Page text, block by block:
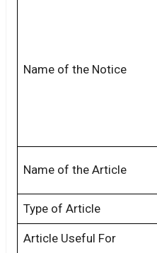
Name of the Notice
Name of the Article
Type of Article
Article Useful For